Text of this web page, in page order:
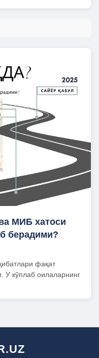
МИБ хатоси
берадими?
фақат
У кўплаб оилаларнинг